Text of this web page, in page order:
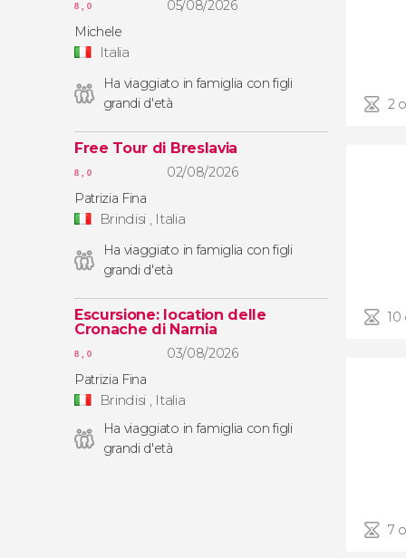
8,0
05/08/2026
Michele
Italia
Ha viaggiato in famiglia con figli
grandi d'età
Free Tour di Breslavia
8,0
02/08/2026
Patrizia Fina
Brindisi , Italia
Ha viaggiato in famiglia con figli
grandi d'età
Escursione: location delle
Cronache di Narnia
8,0
03/08/2026
Patrizia Fina
Brindisi , Italia
Ha viaggiato in famiglia con figli
grandi d'età
2
10
7